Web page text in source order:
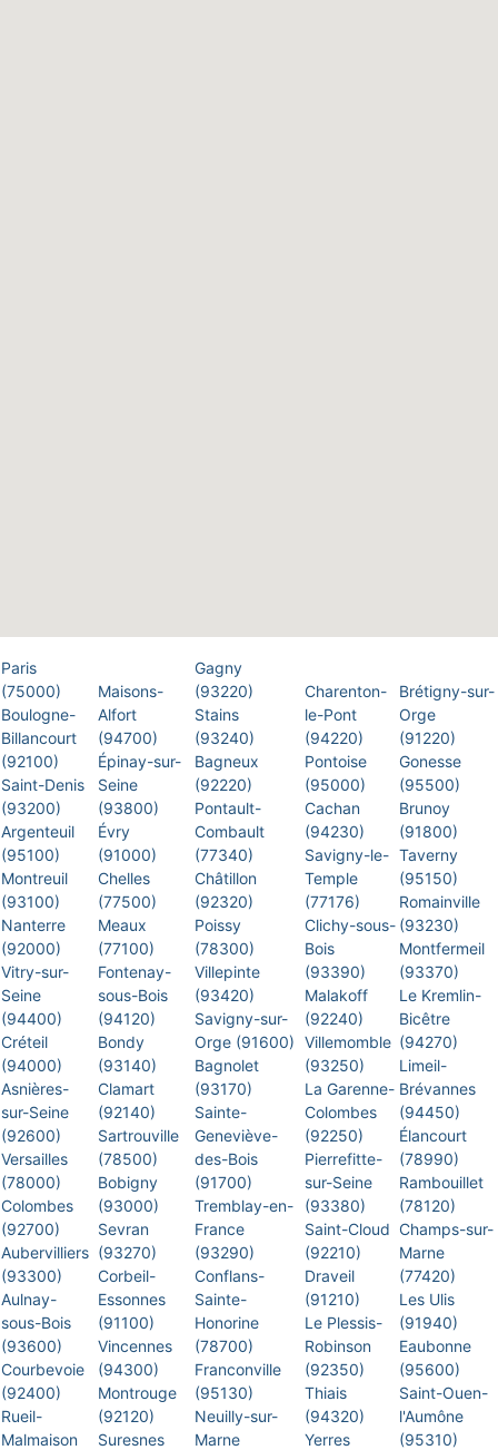
Paris
(75000)
Boulogne-
Billancourt
(92100)
Saint-Denis
(93200)
Argenteuil
(95100)
Montreuil
(93100)
Nanterre
(92000)
Vitry-sur-
Seine
(94400)
Créteil
(94000)
Asnières-
sur-Seine
(92600)
Versailles
(78000)
Colombes
(92700)
Aubervilliers
(93300)
Aulnay-
sous-Bois
(93600)
Courbevoie
(92400)
Rueil-
Malmaison
Maisons-
Alfort
(94700)
Épinay-sur-
Seine
(93800)
Évry
(91000)
Chelles
(77500)
Meaux
(77100)
Fontenay-
sous-Bois
(94120)
Bondy
(93140)
Clamart
(92140)
Sartrouville
(78500)
Bobigny
(93000)
Sevran
(93270)
Corbeil-
Essonnes
(91100)
Vincennes
(94300)
Montrouge
(92120)
Suresnes
Gagny
(93220)
Stains
(93240)
Bagneux
(92220)
Pontault-
Combault
(77340)
Châtillon
(92320)
Poissy
(78300)
Villepinte
(93420)
Savigny-sur-
Orge (91600)
Bagnolet
(93170)
Sainte-
Geneviève-
des-Bois
(91700)
Tremblay-en-
France
(93290)
Conflans-
Sainte-
Honorine
(78700)
Franconville
(95130)
Neuilly-sur-
Marne
Charenton-
le-Pont
(94220)
Pontoise
(95000)
Cachan
(94230)
Savigny-le-
Temple
(77176)
Clichy-sous-
Bois
(93390)
Malakoff
(92240)
Villemomble
(93250)
La Garenne-
Colombes
(92250)
Pierrefitte-
sur-Seine
(93380)
Saint-Cloud
(92210)
Draveil
(91210)
Le Plessis-
Robinson
(92350)
Thiais
(94320)
Yerres
Brétigny-sur-
Orge
(91220)
Gonesse
(95500)
Brunoy
(91800)
Taverny
(95150)
Romainville
(93230)
Montfermeil
(93370)
Le Kremlin-
Bicêtre
(94270)
Limeil-
Brévannes
(94450)
Élancourt
(78990)
Rambouillet
(78120)
Champs-sur-
Marne
(77420)
Les Ulis
(91940)
Eaubonne
(95600)
Saint-Ouen-
l'Aumône
(95310)